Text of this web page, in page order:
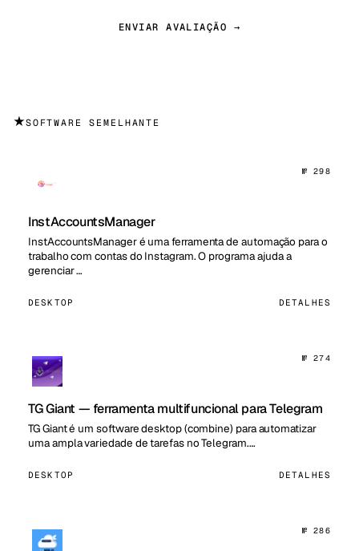
ENVIAR AVALIAÇÃO →
★SOFTWARE SEMELHANTE
№ 298
InstAccountsManager
InstAccountsManager é uma ferramenta de automação para o
trabalho com contas do Instagram. O programa ajuda a
gerenciar …
DESKTOP DETALHES
№ 274
TG Giant — ferramenta multifuncional para Telegram
TG Giant é um software desktop (combine) para automatizar
uma ampla variedade de tarefas no Telegram.…
DESKTOP DETALHES
№ 286